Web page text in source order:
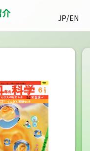
JP/EN